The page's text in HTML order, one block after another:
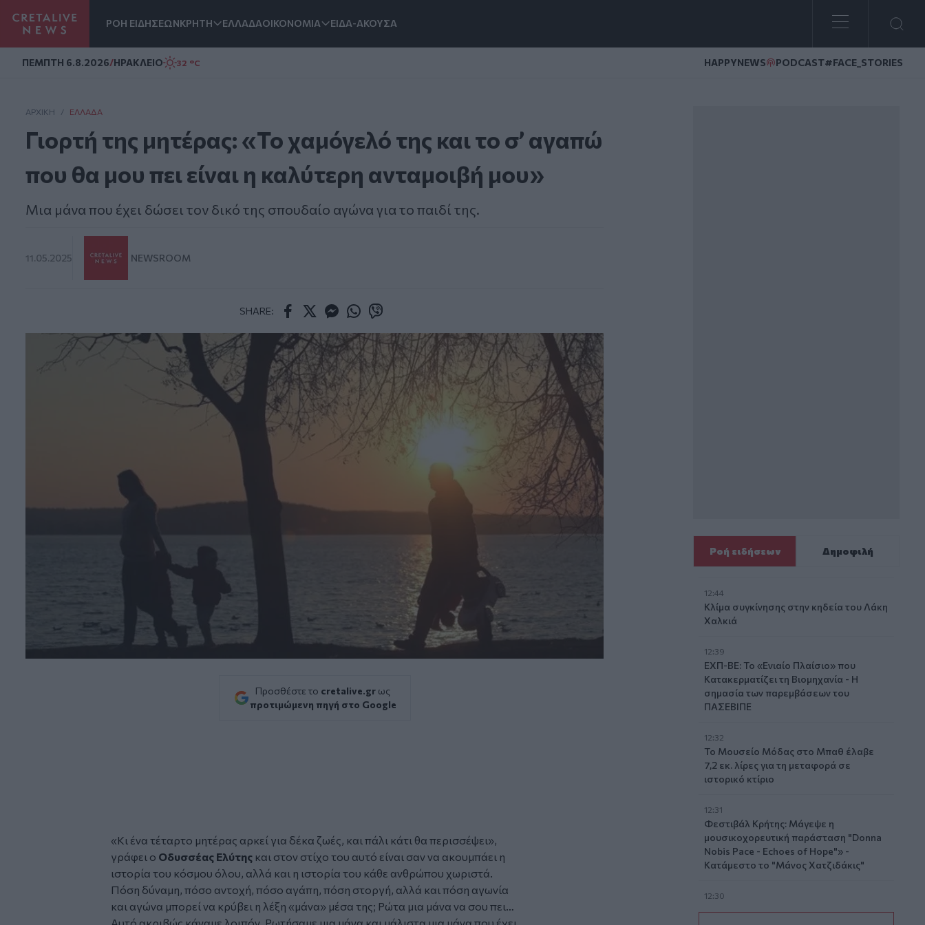
ΡΟΗ ΕΙΔΗΣΕΩΝΚΡΗΤΗ ΕΛΛΑΔΑΟΙΚΟΝΟΜΙΑ ΕΙΔΑ-ΑΚΟΥΣΑ
ΠΕΜΠΤΗ 6.8.2026/ΗΡΑΚΛΕΙΟ 32 °C HAPPYNEWS PODCAST#FACE_STORIES
ΑΡΧΙΚΗ / ΕΛΛΆΔΑ
Γιορτή της μητέρας: «Το χαμόγελό της και το σ’ αγαπώ
που θα μου πει είναι η καλύτερη ανταμοιβή μου»
Μια μάνα που έχει δώσει τον δικό της σπουδαίο αγώνα για το παιδί της.
11.05.2025 NEWSROOM
SHARE:
Προσθέστε το cretalive.gr ως
προτιμώμενη πηγή στο Google
«Κι ένα τέταρτο μητέρας αρκεί για δέκα ζωές, και πάλι κάτι θα περισσέψει»,
γράφει ο Οδυσσέας Ελύτης και στον στίχο του αυτό είναι σαν να ακουμπάει η
ιστορία του κόσμου όλου, αλλά και η ιστορία του κάθε ανθρώπου χωριστά.
Πόση δύναμη, πόσο αντοχή, πόσο αγάπη, πόση στοργή, αλλά και πόση αγωνία
και αγώνα μπορεί να κρύβει η λέξη «μάνα» μέσα της; Ρώτα μια μάνα να σου πει…
Ροή ειδήσεων Δημοφιλή
12:44
Κλίμα συγκίνησης στην κηδεία του Λάκη
Χαλκιά
12:39
ΕΧΠ-ΒΕ: Το «Ενιαίο Πλαίσιο» που
Κατακερματίζει τη Βιομηχανία - Η
σημασία των παρεμβάσεων του
ΠΑΣΕΒΙΠΕ
12:32
Το Μουσείο Μόδας στο Μπαθ έλαβε
7,2 εκ. λίρες για τη μεταφορά σε
ιστορικό κτίριο
12:31
Φεστιβάλ Κρήτης: Μάγεψε η
μουσικοχορευτική παράσταση "Donna
Nobis Pace - Echoes of Hope"» -
Κατάμεστο το "Μάνος Χατζιδάκις"
12:30
Ο Ντ. Τραμπ αρνείται ότι αντιμετωπίζει